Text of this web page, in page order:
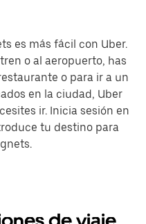
es más fácil con Uber.
o al aeropuerto, has
o para ir a un
en la ciudad, Uber
ir. Inicia sesión en
tu destino para